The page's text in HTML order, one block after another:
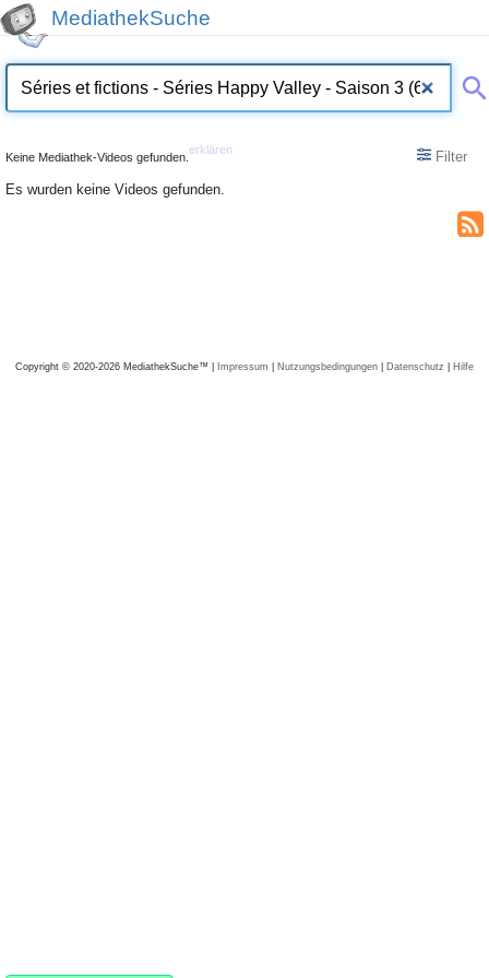
MediathekSuche
Keine Mediathek-Videos gefunden.
erklären
Filter
Es wurden keine Videos gefunden.
Copyright © 2020-2026 MediathekSuche™ | Impressum | Nutzungsbedingungen | Datenschutz | Hilfe